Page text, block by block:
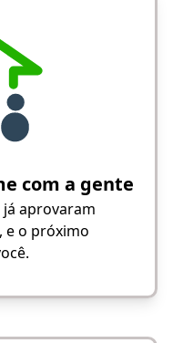
com a gente
aprovaram
e o próximo